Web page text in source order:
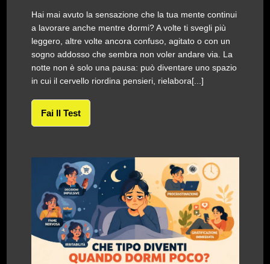
Hai mai avuto la sensazione che la tua mente continui
a lavorare anche mentre dormi? A volte ti svegli più
leggero, altre volte ancora confuso, agitato o con un
sogno addosso che sembra non voler andare via. La
notte non è solo una pausa: può diventare uno spazio
in cui il cervello riordina pensieri, rielabora[...]
Fai Il Test